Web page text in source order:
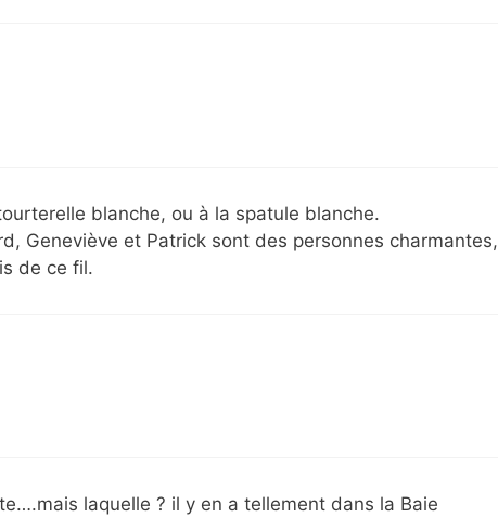
blanche, ou à la spatule blanche.
Geneviève et Patrick sont des personnes charmantes,
de ce fil.
laquelle ? il y en a tellement dans la Baie